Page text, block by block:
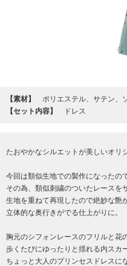
【素材】
ポリエステル、サテン、
【セット内容】
ドレス
たおやかなシルエットが美しいオリ
今回は類似生地での製作になったの
その為、類似刺繍のついたレースを
生地を重ねて再現したので絶妙な艶
立体的な奥行きがでる仕上がりに。
胸元のシフォンレースのフリルと花
歩くたびにゆったりと揺れる内スカ
ちょっと大人のプリンセスドレス